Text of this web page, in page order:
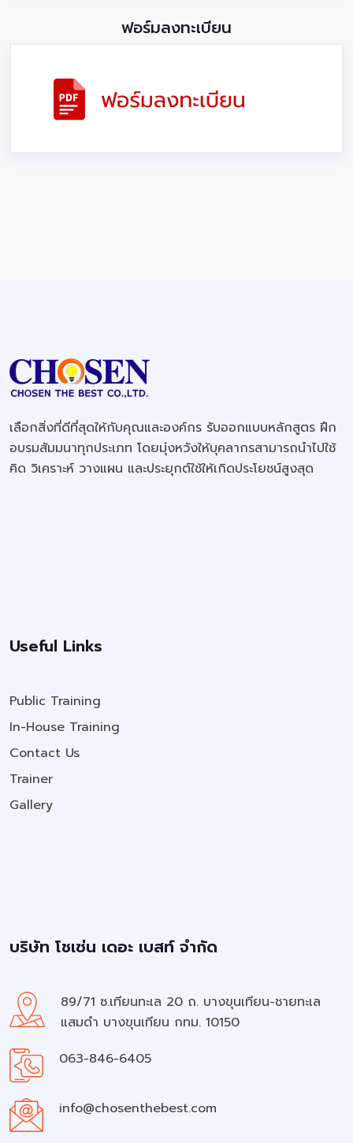
ฟอร์มลงทะเบียน
เลือกสิ่งที่ดีที่สุดให้กับคุณและองค์กร รับออกแบบหลักสูตร ฝึก
อบรมสัมมนาทุกประเภท โดยมุ่งหวังให้บุคลากรสามารถนำไปใช้
คิด วิเคราะห์ วางแผน และประยุกต์ใช้ให้เกิดประโยชน์สูงสุด
Useful Links
Public Training
In-House Training
Contact Us
Trainer
Gallery
บริษัท โชเซ่น เดอะ เบสท์ จำกัด
89/71 ซ.เทียนทะเล 20 ถ. บางขุนเทียน-ชายทะเล
แสมดำ บางขุนเทียน กทม. 10150
063-846-6405
info@chosenthebest.com